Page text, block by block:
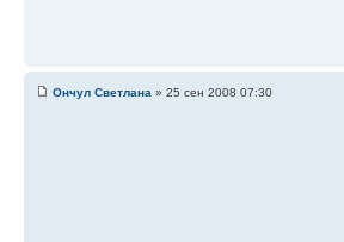
Ончул Светлана » 25 сен 2008 07:30